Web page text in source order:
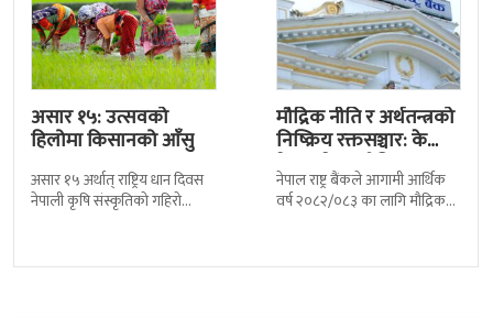
असार १५: उत्सवको
हिलोमा किसानको आँसु
असार १५ अर्थात् राष्ट्रिय धान दिवस
नेपाली कृषि संस्कृतिको गहिरो
मौद्रिक नीति र अर्थतन्त्रको
निष्क्रिय रक्तसञ्चार: के
नेपालले रणनीतिक
सुधार…
नेपाल राष्ट्र बैंकले आगामी आर्थिक
वर्ष २०८२/०८३ का लागि मौद्रिक
सुरु